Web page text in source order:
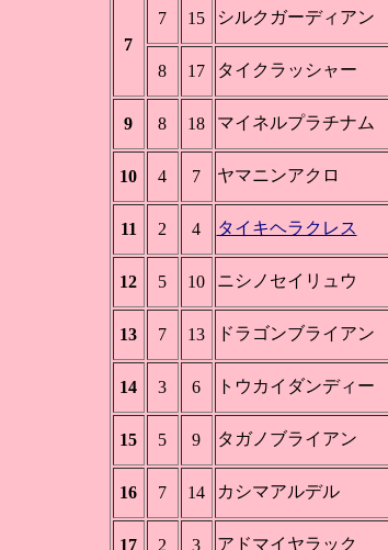
7
7 15 シルクガーディアン
8 17 タイクラッシャー
9 8 18 マイネルプラチナム
10 4 7 ヤマニンアクロ
11 2 4 タイキヘラクレス
12 5 10 ニシノセイリュウ
13 7 13 ドラゴンブライアン
14 3 6 トウカイダンディー
15 5 9 タガノブライアン
16 7 14 カシマアルデル
17 2 3 アドマイヤラック